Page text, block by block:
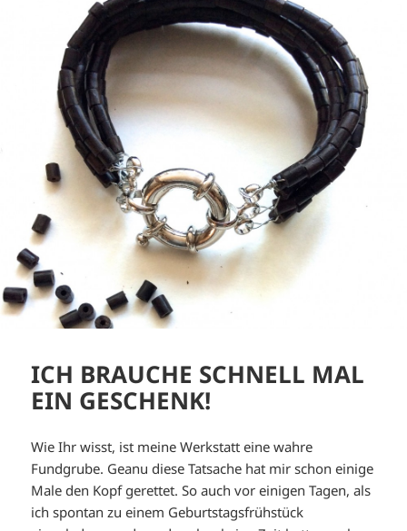
ICH BRAUCHE SCHNELL MAL
EIN GESCHENK!
Wie Ihr wisst, ist meine Werkstatt eine wahre
Fundgrube. Geanu diese Tatsache hat mir schon einige
Male den Kopf gerettet. So auch vor einigen Tagen, als
ich spontan zu einem Geburtstagsfrühstück